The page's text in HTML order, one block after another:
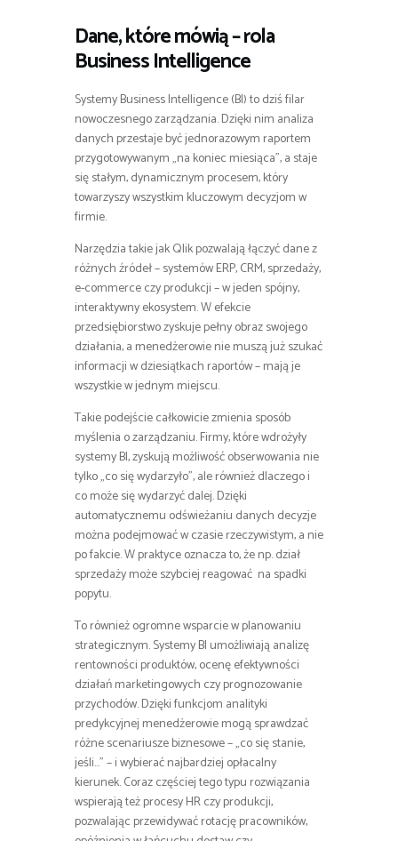
Dane, które mówią – rola
Business Intelligence
Systemy Business Intelligence (BI) to dziś filar
nowoczesnego zarządzania. Dzięki nim analiza
danych przestaje być jednorazowym raportem
przygotowywanym „na koniec miesiąca”, a staje
się stałym, dynamicznym procesem, który
towarzyszy wszystkim kluczowym decyzjom w
firmie.
Narzędzia takie jak Qlik pozwalają łączyć dane z
różnych źródeł – systemów ERP, CRM, sprzedaży,
e-commerce czy produkcji – w jeden spójny,
interaktywny ekosystem. W efekcie
przedsiębiorstwo zyskuje pełny obraz swojego
działania, a menedżerowie nie muszą już szukać
informacji w dziesiątkach raportów – mają je
wszystkie w jednym miejscu.
Takie podejście całkowicie zmienia sposób
myślenia o zarządzaniu. Firmy, które wdrożyły
systemy BI, zyskują możliwość obserwowania nie
tylko „co się wydarzyło”, ale również dlaczego i
co może się wydarzyć dalej. Dzięki
automatycznemu odświeżaniu danych decyzje
można podejmować w czasie rzeczywistym, a nie
po fakcie. W praktyce oznacza to, że np. dział
sprzedaży może szybciej reagować na spadki
popytu.
To również ogromne wsparcie w planowaniu
strategicznym. Systemy BI umożliwiają analizę
rentowności produktów, ocenę efektywności
działań marketingowych czy prognozowanie
przychodów. Dzięki funkcjom analityki
predykcyjnej menedżerowie mogą sprawdzać
różne scenariusze biznesowe – „co się stanie,
jeśli…” – i wybierać najbardziej opłacalny
kierunek. Coraz częściej tego typu rozwiązania
wspierają też procesy HR czy produkcji,
pozwalając przewidywać rotację pracowników,